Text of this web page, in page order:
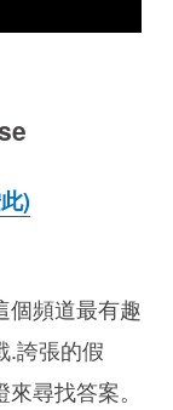
)
個頻道最有趣
.誇張的假
尋找答案。